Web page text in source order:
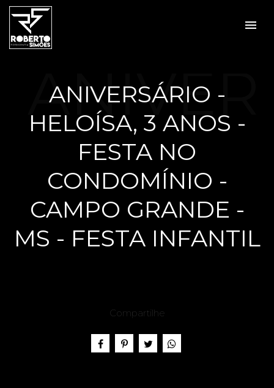
menu
ANIVERSÁRIO -
HELOÍSA, 3 ANOS -
FESTA NO
CONDOMÍNIO -
CAMPO GRANDE -
MS - FESTA INFANTIL
ANIVER
SÁRIO -
HELOÍS
A, 3
Compartilhe